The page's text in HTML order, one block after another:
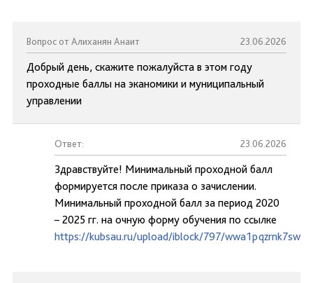
Вопрос от Алиханян Анаит 23.06.2026
Добрый день, скажите пожалуйста в этом году
проходные баллы на эканомики и муниципальный
управлении
Ответ: 23.06.2026
Здравствуйте! Минимальный проходной балл
формируется после приказа о зачислении.
Минимальный проходной балл за период 2020
– 2025 гг. на очную форму обучения по ссылке
https://kubsau.ru/upload/iblock/797/